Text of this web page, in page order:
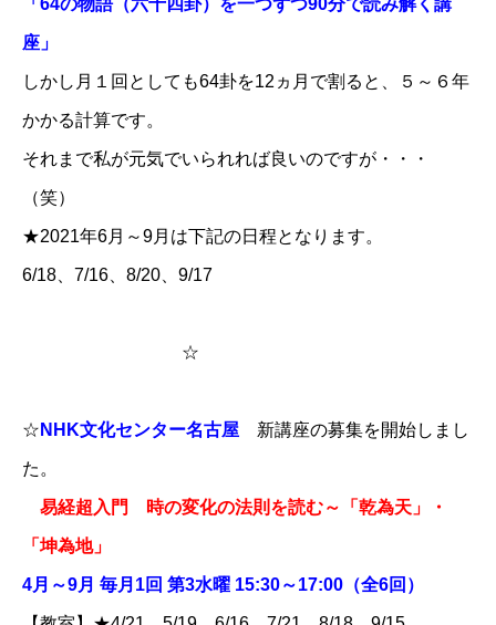
「64の物語（六十四卦）を一つずつ90分で読み解く講
座」
しかし月１回としても64卦を12ヵ月で割ると、５～６年
かかる計算です。
それまで私が元気でいられれば良いのですが・・・
（笑）
★2021年6月～9月は下記の日程となります。
6/18、7/16、8/20、9/17
☆
☆ NHK文化センター名古屋 新講座の募集を開始しまし
た。
易経超入門 時の変化の法則を読む～「乾為天」・
「坤為地」
4月～9月 毎月1回 第3水曜 15:30～17:00（全6回）